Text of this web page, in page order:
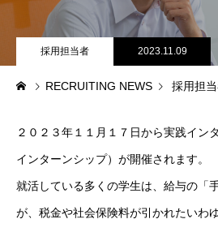
メッセージ
会社概要
インタビュー
RECRUITING NEWS
新卒募集要項
採用担当者 2023.11.09
RECRUITING NEWS 採用担
２０２３年１１月１７日から実践イン
インターンシップ）が開催されます。
就活している多くの学生は、給与の「
が、税金や社会保険料が引かれたいわ